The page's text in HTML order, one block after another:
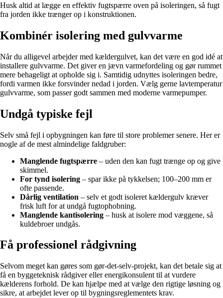
Husk altid at lægge en effektiv fugtspærre oven på isoleringen, så fugt
fra jorden ikke trænger op i konstruktionen.
Kombinér isolering med gulvvarme
Når du alligevel arbejder med kældergulvet, kan det være en god idé at
installere gulvvarme. Det giver en jævn varmefordeling og gør rummet
mere behageligt at opholde sig i. Samtidig udnyttes isoleringen bedre,
fordi varmen ikke forsvinder nedad i jorden. Vælg gerne lavtemperatur
gulvvarme, som passer godt sammen med moderne varmepumper.
Undgå typiske fejl
Selv små fejl i opbygningen kan føre til store problemer senere. Her er
nogle af de mest almindelige faldgruber:
Manglende fugtspærre – uden den kan fugt trænge op og give
skimmel.
For tynd isolering – spar ikke på tykkelsen; 100–200 mm er
ofte passende.
Dårlig ventilation – selv et godt isoleret kældergulv kræver
frisk luft for at undgå fugtophobning.
Manglende kantisolering – husk at isolere mod væggene, så
kuldebroer undgås.
Få professionel rådgivning
Selvom meget kan gøres som gør-det-selv-projekt, kan det betale sig at
få en byggeteknisk rådgiver eller energikonsulent til at vurdere
kælderens forhold. De kan hjælpe med at vælge den rigtige løsning og
sikre, at arbejdet lever op til bygningsreglementets krav.